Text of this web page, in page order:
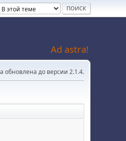
Ad astra!
обновлена до версии 2.1.4.